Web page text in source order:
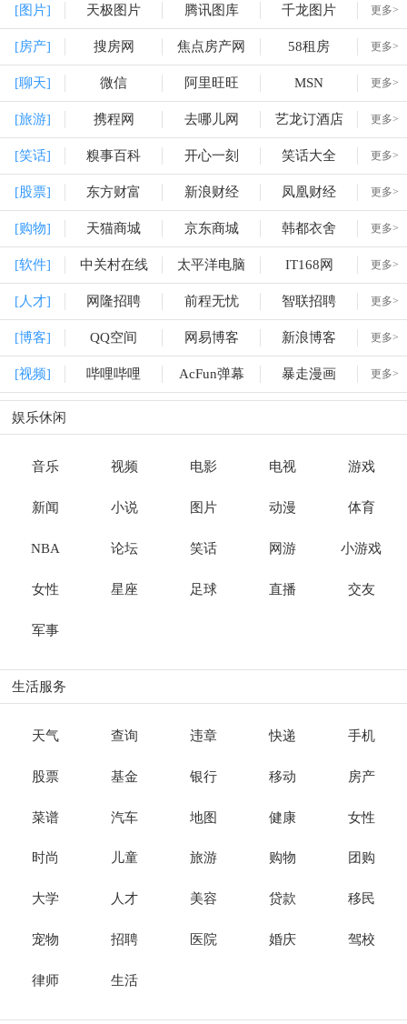
[图片] 天极图片 腾讯图库 千龙图片 更多>
[房产] 搜房网 焦点房产网 58租房 更多>
[聊天] 微信 阿里旺旺 MSN 更多>
[旅游] 携程网 去哪儿网 艺龙订酒店 更多>
[笑话] 糗事百科 开心一刻 笑话大全 更多>
[股票] 东方财富 新浪财经 凤凰财经 更多>
[购物] 天猫商城 京东商城 韩都衣舍 更多>
[软件] 中关村在线 太平洋电脑 IT168网 更多>
[人才] 网隆招聘 前程无忧 智联招聘 更多>
[博客] QQ空间 网易博客 新浪博客 更多>
[视频] 哔哩哔哩 AcFun弹幕 暴走漫画 更多>
娱乐休闲
音乐 视频 电影 电视 游戏
新闻 小说 图片 动漫 体育
NBA 论坛 笑话 网游 小游戏
女性 星座 足球 直播 交友
军事
生活服务
天气 查询 违章 快递 手机
股票 基金 银行 移动 房产
菜谱 汽车 地图 健康 女性
时尚 儿童 旅游 购物 团购
大学 人才 美容 贷款 移民
宠物 招聘 医院 婚庆 驾校
律师 生活